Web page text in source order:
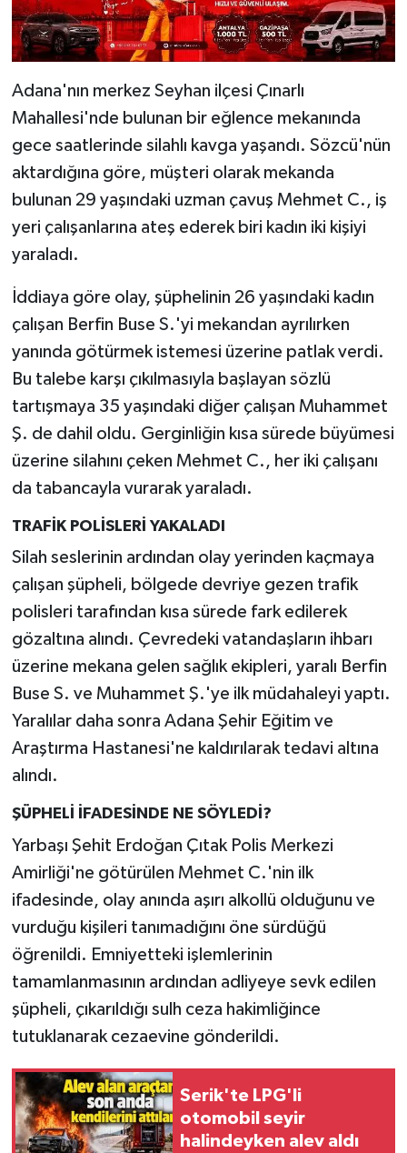
Adana'nın merkez Seyhan ilçesi Çınarlı
Mahallesi'nde bulunan bir eğlence mekanında
gece saatlerinde silahlı kavga yaşandı. Sözcü'nün
aktardığına göre, müşteri olarak mekanda
bulunan 29 yaşındaki uzman çavuş Mehmet C., iş
yeri çalışanlarına ateş ederek biri kadın iki kişiyi
yaraladı.
İddiaya göre olay, şüphelinin 26 yaşındaki kadın
çalışan Berfin Buse S.'yi mekandan ayrılırken
yanında götürmek istemesi üzerine patlak verdi.
Bu talebe karşı çıkılmasıyla başlayan sözlü
tartışmaya 35 yaşındaki diğer çalışan Muhammet
Ş. de dahil oldu. Gerginliğin kısa sürede büyümesi
üzerine silahını çeken Mehmet C., her iki çalışanı
da tabancayla vurarak yaraladı.
TRAFİK POLİSLERİ YAKALADI
Silah seslerinin ardından olay yerinden kaçmaya
çalışan şüpheli, bölgede devriye gezen trafik
polisleri tarafından kısa sürede fark edilerek
gözaltına alındı. Çevredeki vatandaşların ihbarı
üzerine mekana gelen sağlık ekipleri, yaralı Berfin
Buse S. ve Muhammet Ş.'ye ilk müdahaleyi yaptı.
Yaralılar daha sonra Adana Şehir Eğitim ve
Araştırma Hastanesi'ne kaldırılarak tedavi altına
alındı.
ŞÜPHELİ İFADESİNDE NE SÖYLEDİ?
Yarbaşı Şehit Erdoğan Çıtak Polis Merkezi
Amirliği'ne götürülen Mehmet C.'nin ilk
ifadesinde, olay anında aşırı alkollü olduğunu ve
vurduğu kişileri tanımadığını öne sürdüğü
öğrenildi. Emniyetteki işlemlerinin
tamamlanmasının ardından adliyeye sevk edilen
şüpheli, çıkarıldığı sulh ceza hakimliğince
tutuklanarak cezaevine gönderildi.
Serik'te LPG'li
otomobil seyir
halindeyken alev aldı